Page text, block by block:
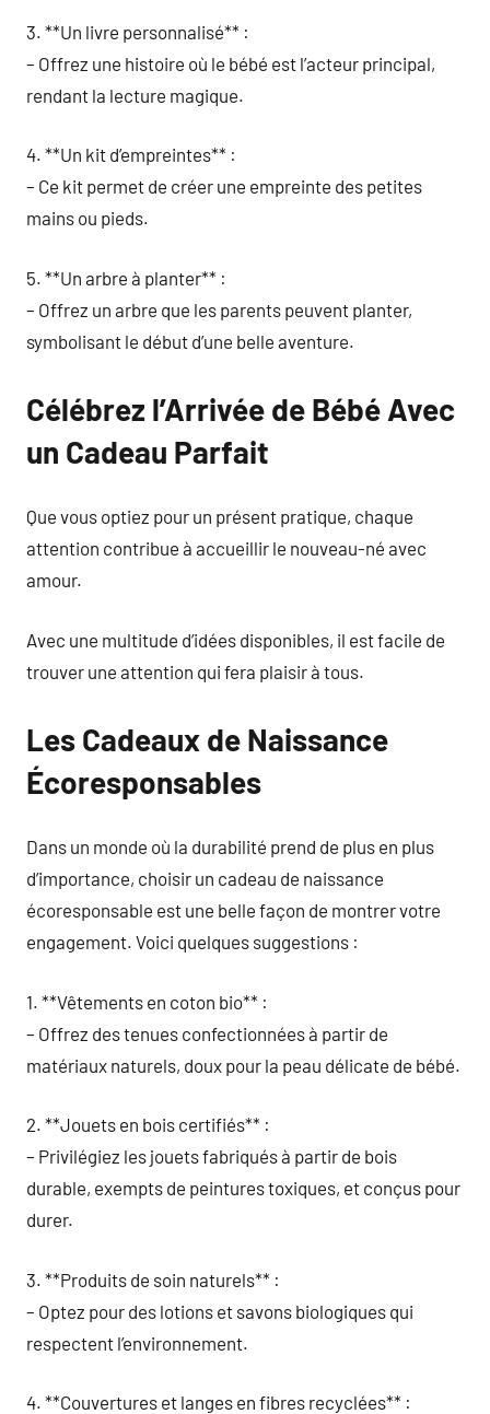
3. **Un livre personnalisé** :
– Offrez une histoire où le bébé est l’acteur principal,
rendant la lecture magique.
4. **Un kit d’empreintes** :
– Ce kit permet de créer une empreinte des petites
mains ou pieds.
5. **Un arbre à planter** :
– Offrez un arbre que les parents peuvent planter,
symbolisant le début d’une belle aventure.
Célébrez l’Arrivée de Bébé Avec
un Cadeau Parfait
Que vous optiez pour un présent pratique, chaque
attention contribue à accueillir le nouveau-né avec
amour.
Avec une multitude d’idées disponibles, il est facile de
trouver une attention qui fera plaisir à tous.
Les Cadeaux de Naissance
Écoresponsables
Dans un monde où la durabilité prend de plus en plus
d’importance, choisir un cadeau de naissance
écoresponsable est une belle façon de montrer votre
engagement. Voici quelques suggestions :
1. **Vêtements en coton bio** :
– Offrez des tenues confectionnées à partir de
matériaux naturels, doux pour la peau délicate de bébé.
2. **Jouets en bois certifiés** :
– Privilégiez les jouets fabriqués à partir de bois
durable, exempts de peintures toxiques, et conçus pour
durer.
3. **Produits de soin naturels** :
– Optez pour des lotions et savons biologiques qui
respectent l’environnement.
4. **Couvertures et langes en fibres recyclées** :